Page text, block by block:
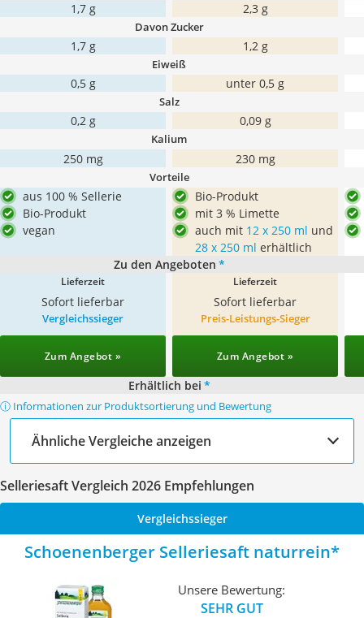
1,7 g 2,3 g
Davon Zucker
1,7 g 1,2 g
Eiweiß
0,5 g unter 0,5 g
Salz
0,2 g 0,09 g
Kalium
250 mg 230 mg
Vorteile
aus 100 % Sellerie
Bio-Produkt
vegan
Bio-Produkt
mit 3 % Limette
auch mit 12 x 250 ml und
28 x 250 ml erhältlich
Zu den Angeboten *
Lieferzeit
Sofort lieferbar
Lieferzeit
Sofort lieferbar
Vergleichssieger
Zum Angebot »
Preis-Leistungs-Sieger
Zum Angebot »
Erhältlich bei *
ⓘ Informationen zur Produktsortierung und Bewertung
Ähnliche Vergleiche anzeigen
Selleriesaft Vergleich 2026 Empfehlungen
Vergleichssieger
Schoenenberger Selleriesaft naturrein
Unsere Bewertung:
SEHR GUT